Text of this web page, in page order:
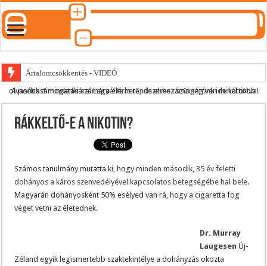
Ártalomcsökkentés - VIDEÓ
E-cigi használati szokások 2.0
Párásító podcast lejátszási lista
A podcast mindenki számára elérhető, de ehhez szükség van minél több olvasónk támogatására.Legyél te is rendszeres támogatónk ide kattintva!
Rákkeltő-e a nikotin?
Számos tanulmány mutatta ki, hogyminden második, 35 év feletti
dohányos a káros szenvedélyével kapcsolatos betegségébe hal bele.
Magyarán dohányosként 50% esélyed van rá, hogy a cigaretta fog
véget vetni az életednek.
Dr. Murray
Laugesen Új-
Zéland egyik legismertebb szaktekintélye a dohányzás okozta